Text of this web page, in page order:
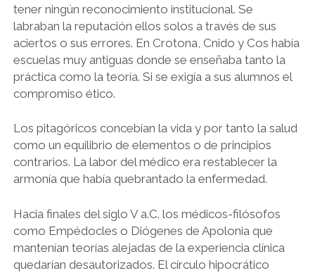
tener ningún reconocimiento institucional. Se
labraban la reputación ellos solos a través de sus
aciertos o sus errores. En Crotona, Cnido y Cos había
escuelas muy antiguas donde se enseñaba tanto la
práctica como la teoría. Si se exigía a sus alumnos el
compromiso ético.
Los pitagóricos concebían la vida y por tanto la salud
como un equilibrio de elementos o de principios
contrarios. La labor del médico era restablecer la
armonía que había quebrantado la enfermedad.
Hacia finales del siglo V a.C. los médicos-filósofos
como Empédocles o Diógenes de Apolonia que
mantenían teorías alejadas de la experiencia clínica
quedarían desautorizados. El círculo hipocrático